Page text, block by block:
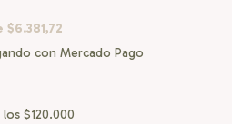
$6.381,72
con Mercado Pago
los $120.000